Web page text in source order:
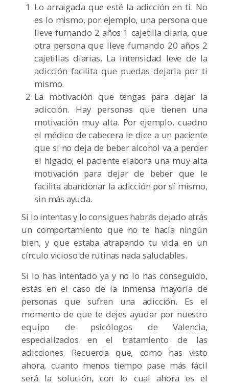
Lo arraigada que esté la adicción en ti. No
es lo mismo, por ejemplo, una persona que
lleve fumando 2 años 1 cajetilla diaria, que
otra persona que lleve fumando 20 años 2
cajetillas diarias. La intensidad leve de la
adicción facilita que puedas dejarla por ti
mismo.
La motivación que tengas para dejar la
adicción. Hay personas que tienen una
motivación muy alta. Por ejemplo, cuadno
el médico de cabecera le dice a un paciente
que si no deja de beber alcohol va a perder
el hígado, el paciente elabora una muy alta
motivación para dejar de beber que le
facilita abandonar la adicción por sí mismo,
sin más ayuda.
Si lo intentas y lo consigues habrás dejado atrás
un comportamiento que no te hacía ningún
bien, y que estaba atrapando tu vida en un
círculo vicioso de rutinas nada saludables.
Si lo has intentado ya y no lo has conseguido,
estás en el caso de la inmensa mayoría de
personas que sufren una adicción. Es el
momento de que te dejes ayudar por nuestro
equipo de psicólogos de Valencia,
especializados en el tratamiento de las
adicciones. Recuerda que, como has visto
ahora, cuanto menos tiempo pase más fácil
será la solución, con lo cual ahora es el